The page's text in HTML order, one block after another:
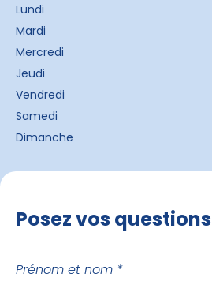
Lundi
Mardi
Mercredi
Jeudi
Vendredi
Samedi
Dimanche
Posez vos questions
Prénom